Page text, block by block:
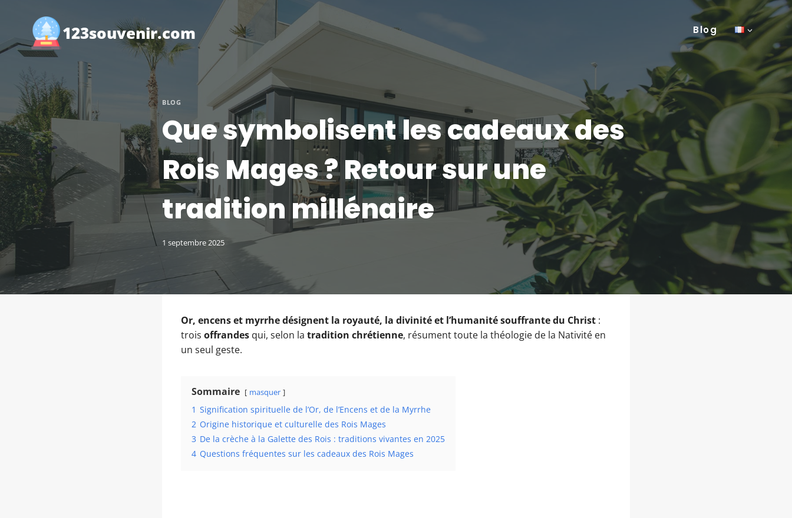
contenu
123souvenir.com Blog
BLOG
Que symbolisent les cadeaux des
Rois Mages ? Retour sur une
tradition millénaire
1 septembre 2025
Or, encens et myrrhe désignent la royauté, la divinité et l’humanité souffrante du Christ :
trois offrandes qui, selon la tradition chrétienne, résument toute la théologie de la Nativité en
un seul geste.
Sommaire masquer
1 Signification spirituelle de l’Or, de l’Encens et de la Myrrhe
2 Origine historique et culturelle des Rois Mages
3 De la crèche à la Galette des Rois : traditions vivantes en 2025
4 Questions fréquentes sur les cadeaux des Rois Mages